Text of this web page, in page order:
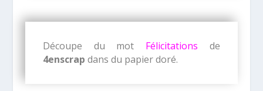
Découpe du mot Félicitations
de
4enscrap dans du papier doré.